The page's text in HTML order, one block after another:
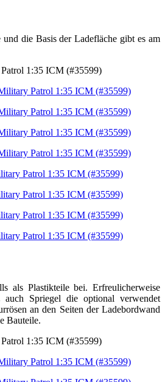
und die Basis der Ladefläche gibt es am
als Plastikteile bei. Erfreulicherweise
Spriegel die optional verwendet
an den Seiten der Ladebordwand
Bauteile.